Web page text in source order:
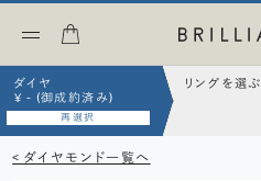
ダイヤ
¥ - (御成約済み)
再選択
リングを選ぶ
< ダイヤモンド一覧へ